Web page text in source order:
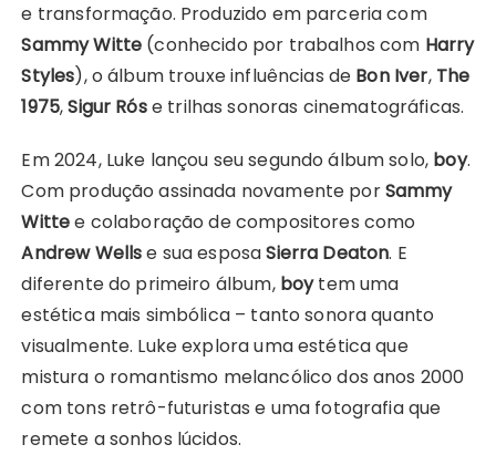
e transformação. Produzido em parceria com
Sammy Witte (conhecido por trabalhos com Harry
Styles), o álbum trouxe influências de Bon Iver, The
1975,Sigur Róse trilhas sonoras cinematográficas.
Em 2024, Luke lançou seu segundo álbum solo, boy.
Com produção assinada novamente porSammy
Wittee colaboração de compositores como
Andrew Wellse sua esposaSierra Deaton. E
diferente do primeiro álbum, boytem uma
estética mais simbólica – tanto sonora quanto
visualmente. Luke explora uma estética que
mistura o romantismo melancólico dos anos 2000
com tons retrô-futuristas e uma fotografia que
remete a sonhos lúcidos.